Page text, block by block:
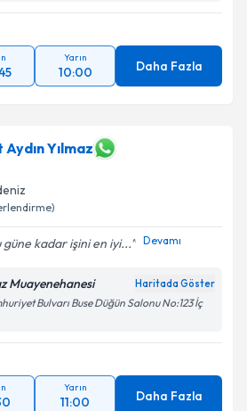
Yarın
10:00 Daha Fazla
Yılmaz
kadar işini en iyi... Devamı
Muayenehanesi Haritada Göster
Bulvarı Buse Düğün Salonu No:123 İç
Yarın
11:00 Daha Fazla